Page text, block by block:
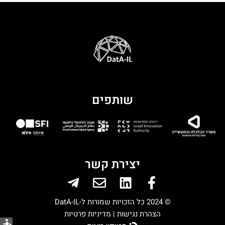
שותפים
יצירת קשר
Facebook-
f
Linkedin
Envelope
Telegram-
plane
© 2024 כל הזכויות שמורות ל-DatA-IL
הצהרת נגישות | מדיניות פרטיות